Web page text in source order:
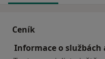
Ceník
Informace o službách